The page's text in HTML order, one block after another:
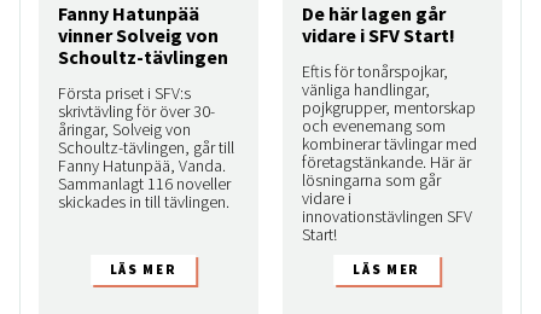
Fanny Hatunpää
vinner Solveig von
Schoultz-tävlingen
Första priset i SFV:s
skrivtävling för över 30-
åringar, Solveig von
Schoultz-tävlingen, går till
Fanny Hatunpää, Vanda.
Sammanlagt 116 noveller
skickades in till tävlingen.
De här lagen går
vidare i SFV Start!
Eftis för tonårspojkar,
vänliga handlingar,
pojkgrupper, mentorskap
och evenemang som
kombinerar tävlingar med
företagstänkande. Här är
lösningarna som går
vidare i
innovationstävlingen SFV
Start!